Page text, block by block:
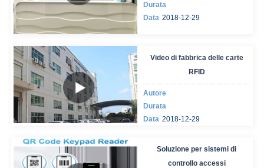
Durata
Data 2018-12-29
Video di fabbrica delle carte
RFID
Autore
Durata
Data 2018-12-29
Soluzione per sistemi di
controllo accessi